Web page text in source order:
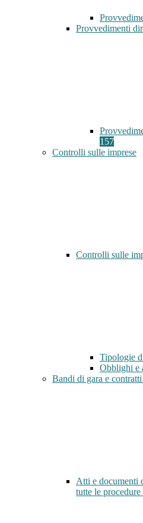
Provvedimenti
157
Controlli sulle imprese
Controlli sulle
Tipologie
Obblighi e
Bandi di gara e contratti
Atti e documenti
tutte le procedure